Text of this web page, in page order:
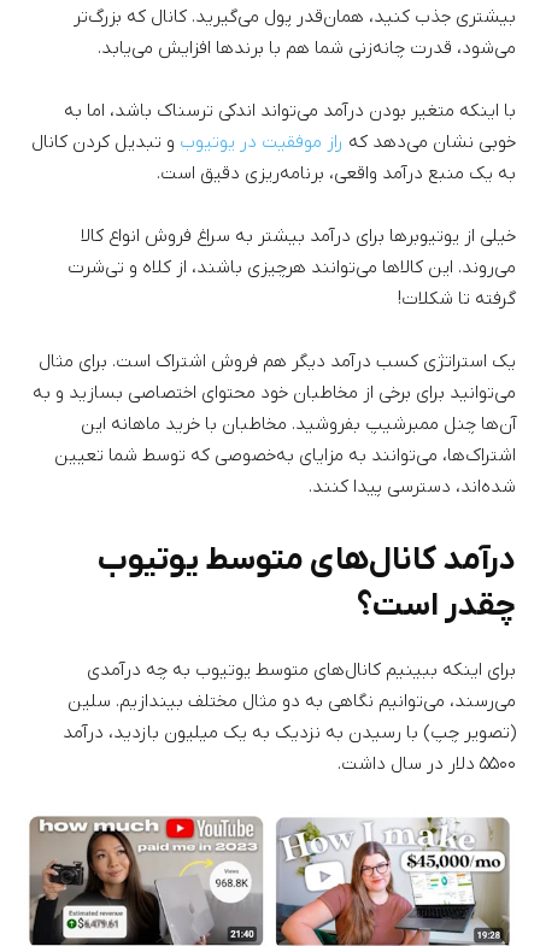
بیشتری جذب کنید، همان‌قدر پول می‌گیرید. کانال که بزرگ‌تر
می‌شود، قدرت چانه‌زنی‌ شما هم با برندها افزایش می‌یابد.
با اینکه متغیر بودن درآمد می‌تواند اندکی ترسناک باشد، اما به
خوبی نشان می‌دهد که راز موفقیت در یوتیوب و تبدیل کردن کانال
به یک منبع درآمد واقعی، برنامه‌ریزی دقیق است.
خیلی از یوتیوبرها برای درآمد بیشتر به سراغ فروش انواع کالا
می‌روند. این کالاها می‌توانند هرچیزی باشند، از کلاه و تی‌شرت
گرفته تا شکلات!
یک استراتژی کسب درآمد دیگر هم فروش اشتراک است. برای مثال
می‌توانید برای برخی از مخاطبان خود محتوای اختصاصی بسازید و به
آن‌ها چنل ممبرشیپ بفروشید. مخاطبان با خرید ماهانه این
اشتراک‌ها، می‌توانند به مزایای به‌خصوصی که توسط شما تعیین
شده‌اند، دسترسی پیدا کنند.
درآمد کانال‌های متوسط یوتیوب
چقدر است؟
برای اینکه ببینیم کانال‌های متوسط یوتیوب به چه درآمدی
می‌رسند، می‌توانیم نگاهی به دو مثال مختلف بیندازیم. سلین
(تصویر چپ) با رسیدن به نزدیک به یک میلیون بازدید، درآمد
۵۵۰۰ دلار در سال داشت.